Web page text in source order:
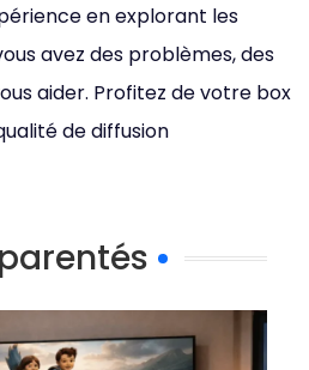
en explorant les
avez des problèmes, des
aider. Profitez de votre box
de diffusion